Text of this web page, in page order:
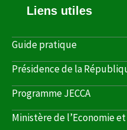
Liens utiles
Guide pratique
Présidence de la
Programme JECCA
Ministère de l’Economie